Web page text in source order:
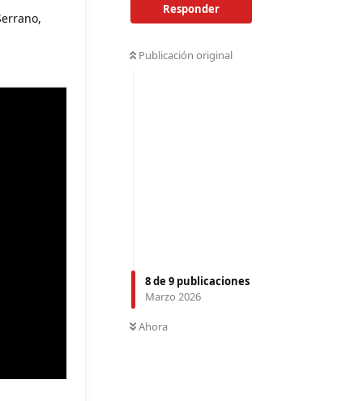
Responder
Publicación original
8de 9 publicaciones
Marzo 2026
Ahora